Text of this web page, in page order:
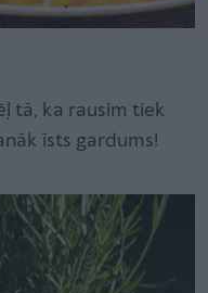
tā, ka rausim tiek
īsts gardums!